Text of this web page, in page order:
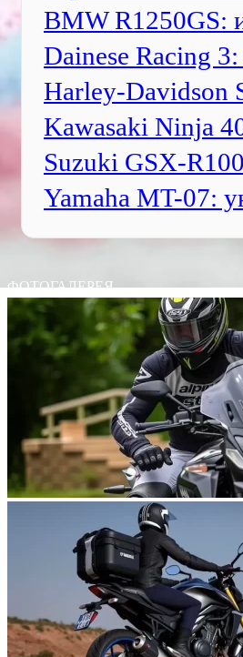
BMW R1250GS:
Dainese Racing
Harley-Davidson
Kawasaki Ninja
Suzuki GSX-
Yamaha MT-07:
ФОТОГАЛЕРЕЯ